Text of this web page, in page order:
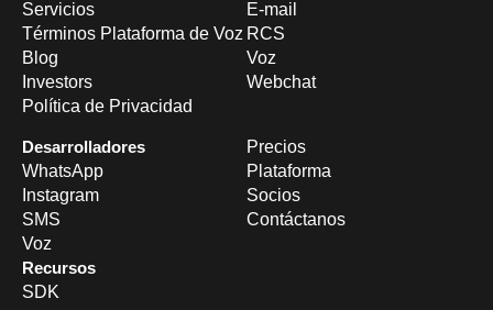
Servicios
Términos Plataforma de Voz
Blog
Investors
Política de Privacidad
E-mail
RCS
Voz
Webchat
Desarrolladores
WhatsApp
Instagram
SMS
Voz
Recursos
SDK
Precios
Plataforma
Socios
Contáctanos